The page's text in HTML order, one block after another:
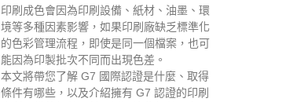
印刷成色會因為印刷設備、紙材、油墨、環
境等多種因素影響，如果印刷廠缺乏標準化
的色彩管理流程，即使是同一個檔案，也可
能因為印製批次不同而出現色差。
本文將帶您了解 G7 國際認證是什麼、取得
條件有哪些，以及介紹擁有 G7 認證的印刷